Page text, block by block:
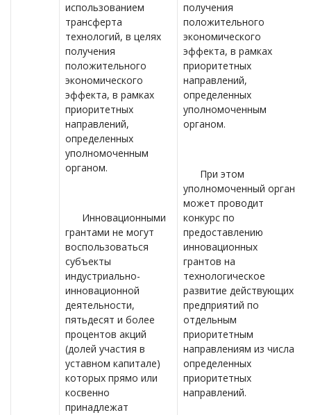
использованием
трансферта
технологий, в целях
получения
положительного
экономического
эффекта, в рамках
приоритетных
направлений,
определенных
уполномоченным
органом.
Инновационными
грантами не могут
воспользоваться
субъекты
индустриально-
инновационной
деятельности,
пятьдесят и более
процентов акций
(долей участия в
уставном капитале)
которых прямо или
косвенно
принадлежат
получения
положительного
экономического
эффекта, в рамках
приоритетных
направлений,
определенных
уполномоченным
органом.
При этом
уполномоченный орган
может проводит
конкурс по
предоставлению
инновационных
грантов на
технологическое
развитие действующих
предприятий по
отдельным
приоритетным
направлениям из числа
определенных
приоритетных
направлений.